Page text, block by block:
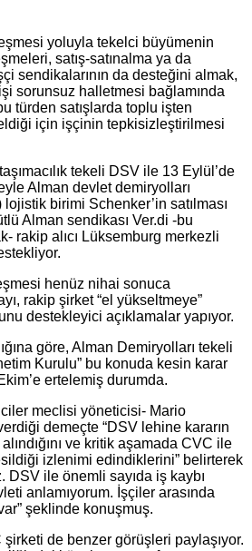
yoluyla tekelci büyümenin
satış-satınalma ya da
sendikalarının da desteğini almak,
sorunsuz halletmesi bağlamında
türden satışlarda toplu işten
için işçinin tepkisizleştirilmesi
tekeli DSV ile 13 Eylül’de
Alman devlet demiryolları
lojistik birimi Schenker’in satılması
Alman sendikası Ver.di -bu
rakip alıcı Lüksemburg merkezli
henüz nihai sonuca
rakip şirket “el yükseltmeye”
destekleyici açıklamalar yapıyor.
göre, Alman Demiryolları tekeli
Kurulu” bu konuda kesin karar
ertelemiş durumda.
meclisi yöneticisi- Mario
demeçte “DSV lehine kararın
ve kritik aşamada CVC ile
izlenimi edindiklerini” belirterek
DSV ile önemli sayıda iş kaybı
anlamıyorum. İşçiler arasında
şeklinde konuşmuş.
şirketi de benzer görüşleri paylaşıyor.